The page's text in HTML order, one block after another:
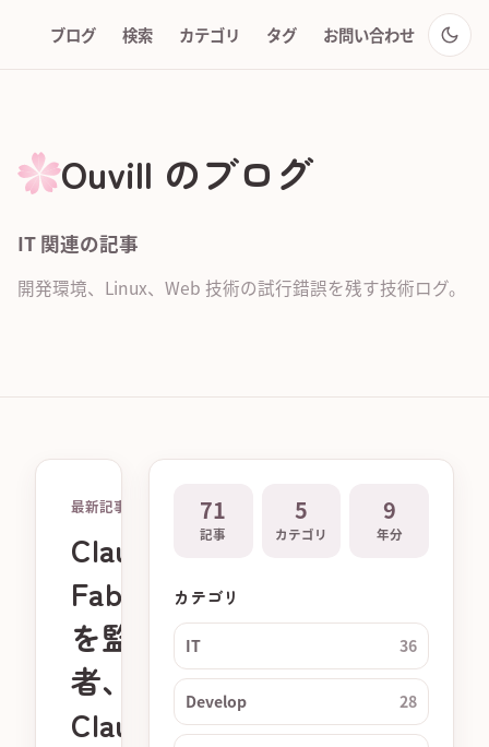
ブログ 検索 カテゴリ タグ お問い合わせ
Ouvill のブログ
IT 関連の記事
開発環境、Linux、Web 技術の試行錯誤を残す技術ログ。
最新記事
Claude
Fable
を監督
者、
Claude
71
記事
5
カテゴリ
9
年分
カテゴリ
IT 36
Develop 28